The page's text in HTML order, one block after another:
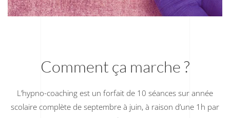
Comment ça marche ?
L’hypno-coaching est un forfait de 10 séances sur année
scolaire complète de septembre à juin, à raison d’une 1h par